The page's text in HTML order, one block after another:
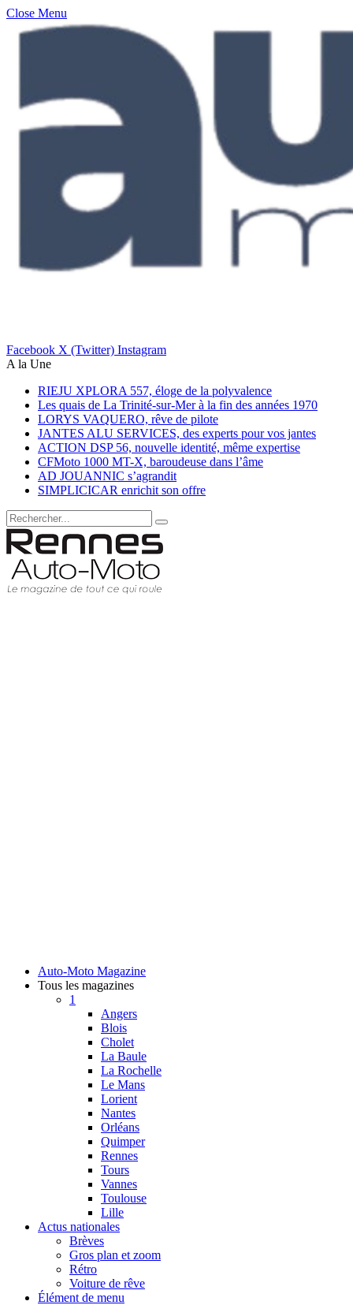
Close Menu
Facebook X (Twitter) Instagram
A la Une
RIEJU XPLORA 557, éloge de la polyvalence
Les quais de La Trinité-sur-Mer à la fin des années 1970
LORYS VAQUERO, rêve de pilote
JANTES ALU SERVICES, des experts pour vos jantes
ACTION DSP 56, nouvelle identité, même expertise
CFMoto 1000 MT-X, baroudeuse dans l’âme
AD JOUANNIC s’agrandit
SIMPLICICAR enrichit son offre
Auto-Moto Magazine
Tous les magazines
1
Angers
Blois
Cholet
La Baule
La Rochelle
Le Mans
Lorient
Nantes
Orléans
Quimper
Rennes
Tours
Vannes
Toulouse
Lille
Actus nationales
Brèves
Gros plan et zoom
Rétro
Voiture de rêve
Élément de menu